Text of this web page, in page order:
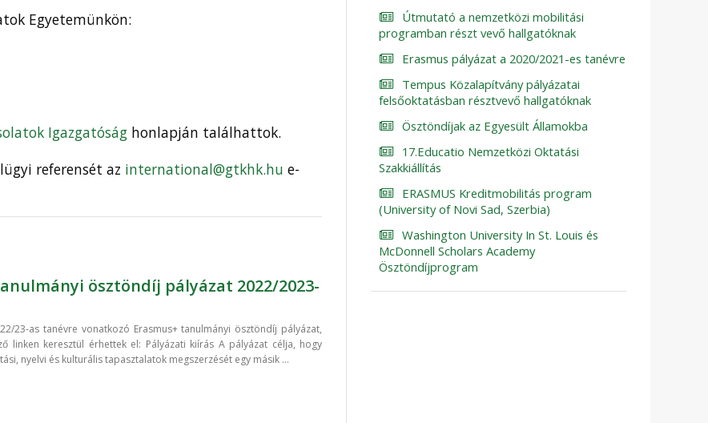
Egyetemünkön:
Igazgatóság honlapján találhattok.
referensét az international@gtkhk.hu e-
ösztöndíj pályázat 2022/2023-
23-as tanévre vonatkozó Erasmus+ tanulmányi ösztöndíj pályázat,
linken keresztül érhettek el: Pályázati kiírás A pályázat célja, hogy
nyelvi és kulturális tapasztalatok megszerzését egy másik ...
Útmutató a nemzetközi mobilitási
programban részt vevő hallgatóknak
Erasmus pályázat a 2020/2021-es tanévre
Tempus Közalapítvány pályázatai
felsőoktatásban résztvevő hallgatóknak
Ösztöndíjak az Egyesült Államokba
17.Educatio Nemzetközi Oktatási
Szakkiállítás
ERASMUS Kreditmobilitás program
(University of Novi Sad, Szerbia)
Washington University In St. Louis és
McDonnell Scholars Academy
Ösztöndíjprogram